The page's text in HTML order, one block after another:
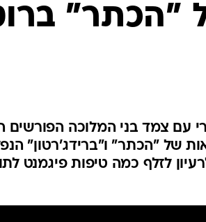
"הכתר"
עם צמד בני המלוכה הפורשים
של "הכתר" ו"ברידג'רטון"
לזלף כמה טיפות פיגמנט